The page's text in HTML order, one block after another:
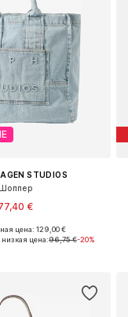
STUDIOS
€
One Size
цена: 129,00 €
цена:96,75 €-20%